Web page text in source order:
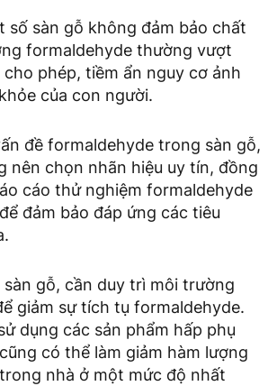
số sàn gỗ không đảm bảo chất
formaldehyde thường vượt
cho phép, tiềm ẩn nguy cơ ảnh
của con người.
đề formaldehyde trong sàn gỗ,
nên chọn nhãn hiệu uy tín, đồng
cáo thử nghiệm formaldehyde
đảm bảo đáp ứng các tiêu
sàn gỗ, cần duy trì môi trường
giảm sự tích tụ formaldehyde.
dụng các sản phẩm hấp phụ
có thể làm giảm hàm lượng
nhà ở một mức độ nhất